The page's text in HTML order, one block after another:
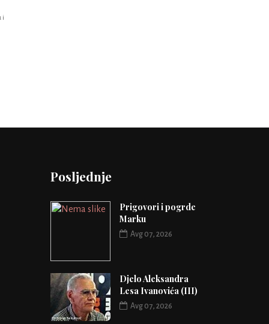
i
Posljednje
Prigovori i pogrde
Marku
Avg 07, 2026
Djelo Aleksandra
Lesa Ivanovića (III)
Avg 07, 2026